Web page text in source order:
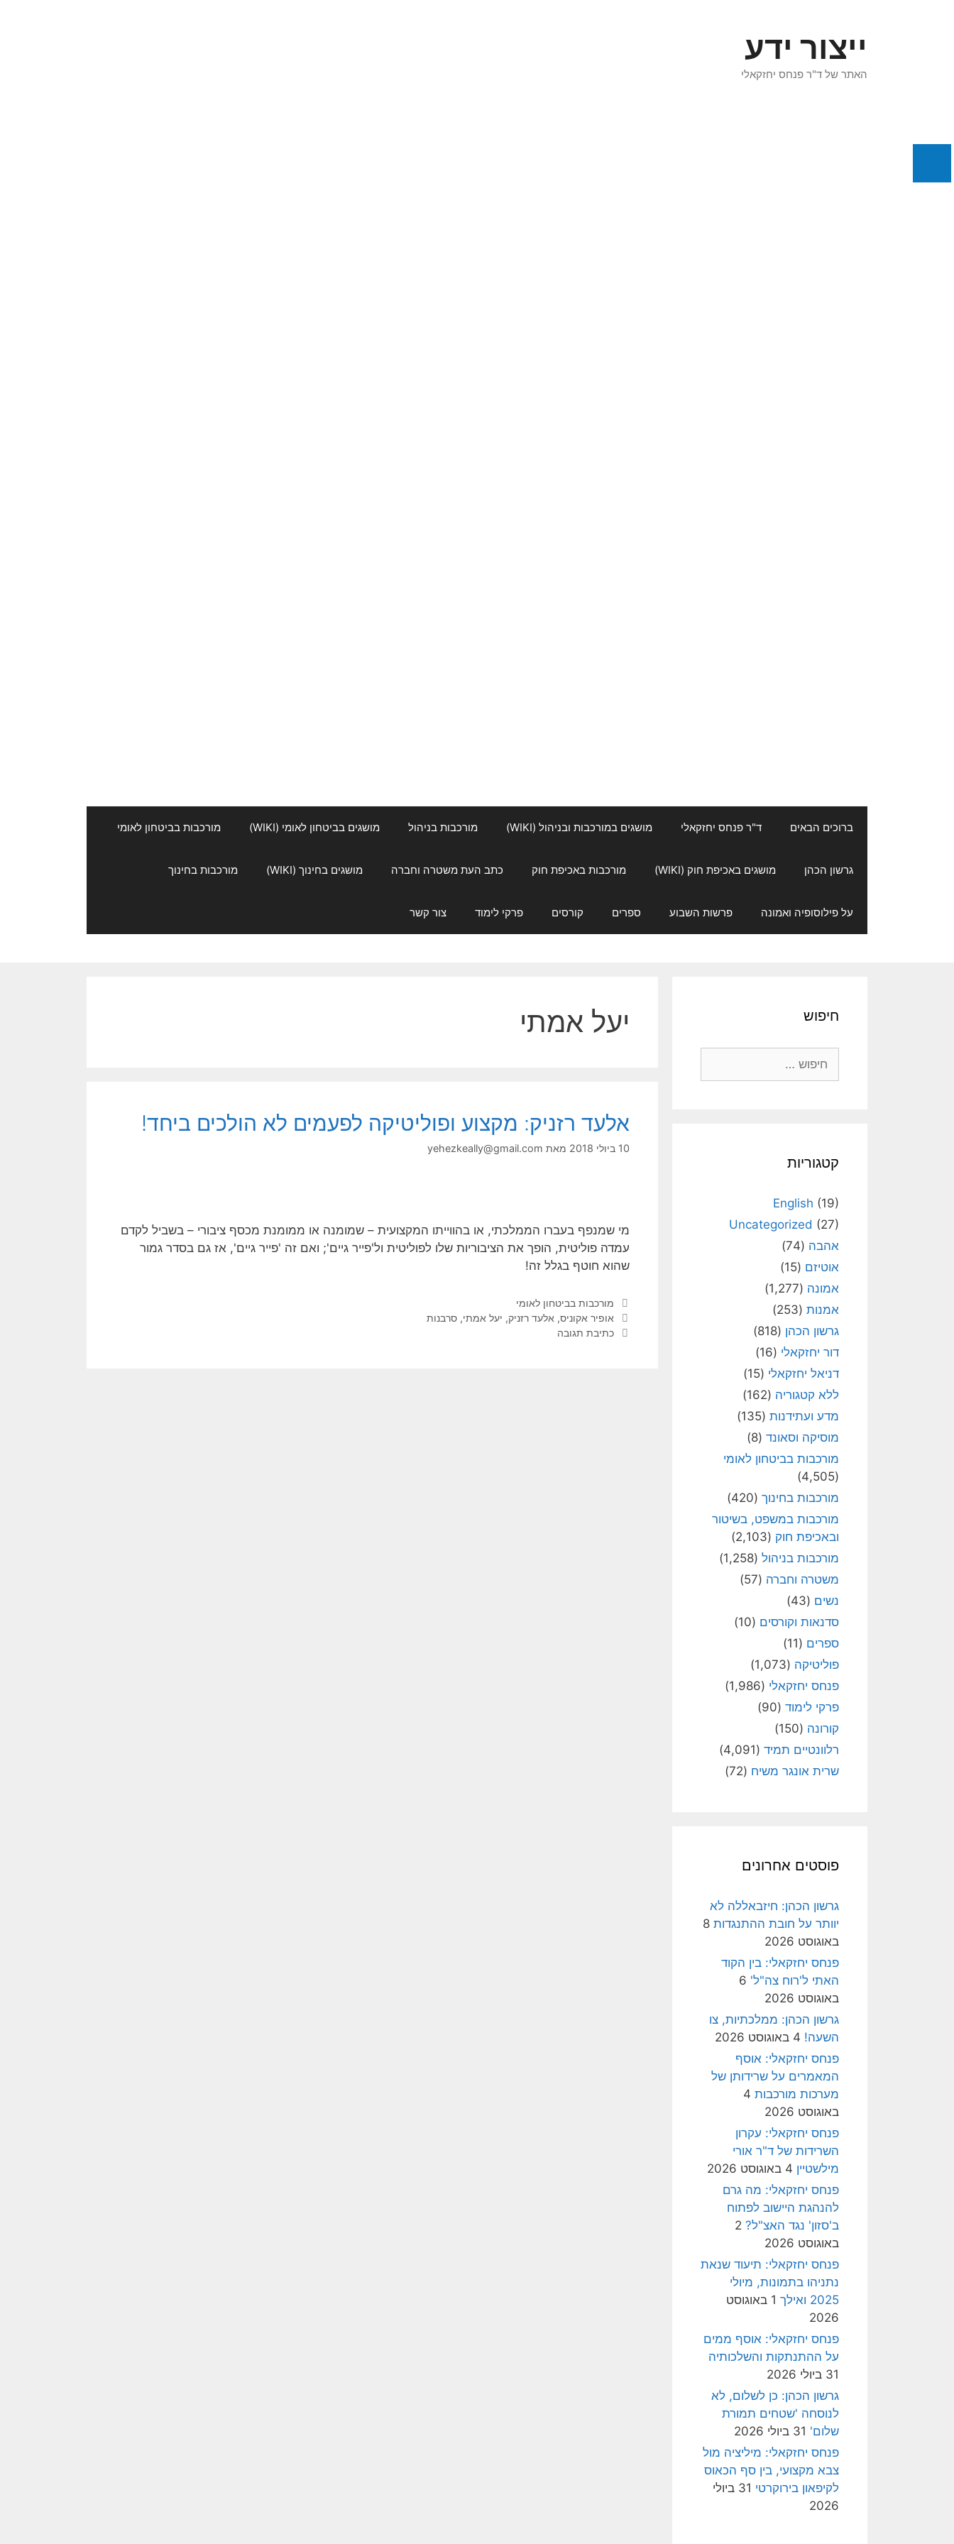
ייצור ידע
האתר של ד"ר פנחס יחזקאלי
ברוכים הבאים ד"ר פנחס יחזקאלי מושגים במורכבות ובניהול (WIKI) מורכבות בניהול מושגים בביטחון לאומי (WIKI) מורכבות בביטחון לאומי
גרשון הכהן מושגים באכיפת חוק (WIKI) מורכבות באכיפת חוק כתב העת משטרה וחברה מושגים בחינוך (WIKI) מורכבות בחינוך
על פילוסופיה ואמונה פרשות השבוע ספרים קורסים פרקי לימוד צור קשר
יעל אמתי
אלעד רזניק: מקצוע ופוליטיקה לפעמים לא הולכים ביחד!
10 ביולי 2018 מאת yehezkeally@gmail.com
מי שמנפף בעברו הממלכתי, או בהווייתו המקצועית – שמומנה או ממומנת מכסף ציבורי – בשביל לקדם
עמדה פוליטית, הופך את הציבוריות שלו לפוליטית ול'פייר גיים'; ואם זה 'פייר גיים', אז גם בסדר גמור
שהוא חוטף בגלל זה!
קטגוריות
מורכבות בביטחון לאומי
תגיות
אופיר אקוניס, אלעד רזניק, יעל אמתי, סרבנות
כתיבת תגובה
חיפוש
קטגוריות
English (19)
Uncategorized (27)
אהבה (74)
אוטיזם (15)
אמונה (1,277)
אמנות (253)
גרשון הכהן (818)
דור יחזקאלי (16)
דניאל יחזקאלי (15)
ללא קטגוריה (162)
מדע ועתידנות (135)
מוסיקה וסאונד (8)
מורכבות בביטחון לאומי
(4,505)
מורכבות בחינוך (420)
מורכבות במשפט, בשיטור
ובאכיפת חוק (2,103)
מורכבות בניהול (1,258)
משטרה וחברה (57)
נשים (43)
סדנאות וקורסים (10)
ספרים (11)
פוליטיקה (1,073)
פנחס יחזקאלי (1,986)
פרקי לימוד (90)
קורונה (150)
רלוונטיים תמיד (4,091)
שרית אונגר משיח (72)
פוסטים אחרונים
גרשון הכהן: חיזבאללה לא
יוותר על חובת ההתנגדות 8
באוגוסט 2026
פנחס יחזקאלי: בין הקוד
האתי ל'רוח צה"ל' 6
באוגוסט 2026
גרשון הכהן: ממלכתיות, צו
השעה! 4 באוגוסט 2026
פנחס יחזקאלי: אוסף
המאמרים על שרידותן של
מערכות מורכבות 4
באוגוסט 2026
פנחס יחזקאלי: עקרון
השרידות של ד"ר אורי
מילשטיין 4 באוגוסט 2026
פנחס יחזקאלי: מה גרם
להנהגת היישוב לפתוח
ב'סזון' נגד האצ"ל? 2
באוגוסט 2026
פנחס יחזקאלי: תיעוד שנאת
נתניהו בתמונות, מיולי
2025 ואילך
1 באוגוסט
2026
פנחס יחזקאלי: אוסף ממים
על ההתנתקות והשלכותיה
31 ביולי 2026
גרשון הכהן: כן לשלום, לא
לנוסחה 'שטחים תמורת
שלום' 31 ביולי 2026
פנחס יחזקאלי: מיליציה מול
צבא מקצועי, בין סף הכאוס
לקיפאון בירוקרטי
31 ביולי
2026